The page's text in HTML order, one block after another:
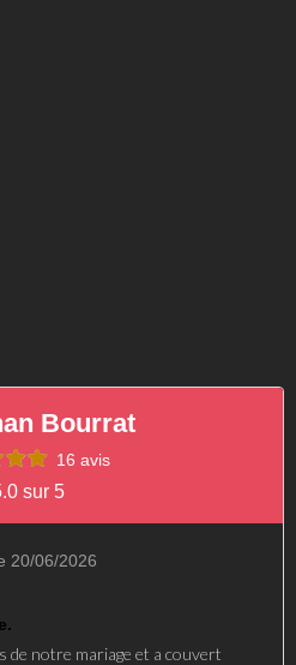
Bourrat
16 avis
sur 5
20/06/2026
de notre mariage et a couvert